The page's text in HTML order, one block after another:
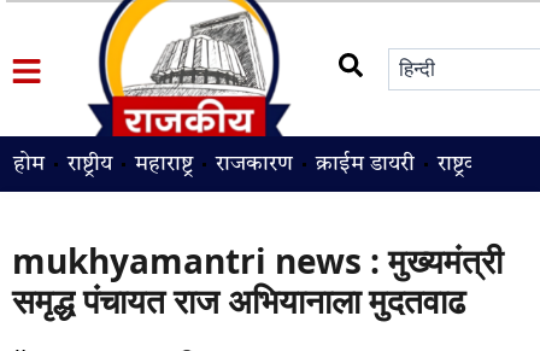
होम राष्ट्रीय महाराष्ट्र राजकारण क्राईम डायरी राष्ट्रवादी
mukhyamantri news : मुख्यमंत्री
समृद्ध पंचायत राज अभियानाला मुदतवाढ